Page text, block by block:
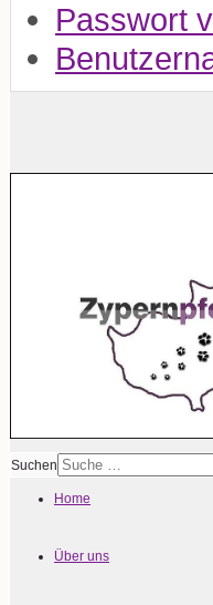
Passwort
Suchen
Home
Über uns